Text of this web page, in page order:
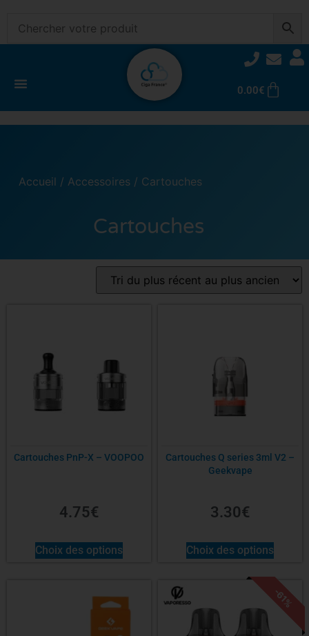
0.00€
Accueil / Accessoires / Cartouches
Cartouches
Cartouches PnP-X – VOOPOO
4.75€
Choix des options
Cartouches Q series 3ml V2 –
Geekvape
3.30€
Choix des options
-61%